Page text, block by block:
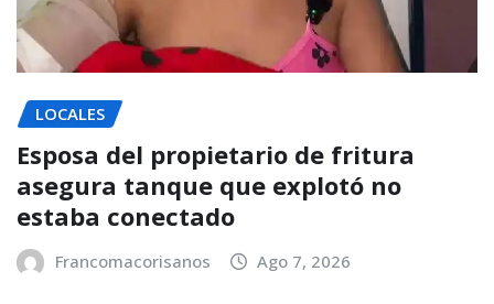
LOCALES
Esposa del propietario de fritura
asegura tanque que explotó no
estaba conectado
Francomacorisanos Ago 7, 2026